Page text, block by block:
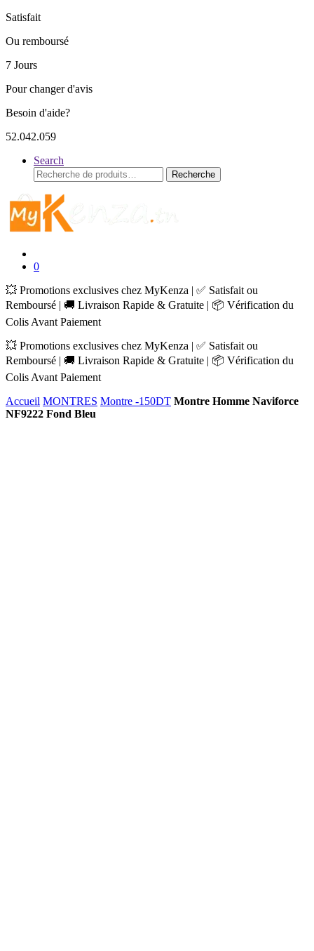
Satisfait
Ou remboursé
7 Jours
Pour changer d'avis
Besoin d'aide?
52.042.059
Search
Recherche
pour :
Recherche
0
💥 Promotions exclusives chez MyKenza | ✅ Satisfait ou
Remboursé | 🚚 Livraison Rapide & Gratuite | 📦 Vérification du
Colis Avant Paiement
💥 Promotions exclusives chez MyKenza | ✅ Satisfait ou
Remboursé | 🚚 Livraison Rapide & Gratuite | 📦 Vérification du
Colis Avant Paiement
Accueil MONTRES Montre -150DT Montre Homme Naviforce
NF9222 Fond Bleu